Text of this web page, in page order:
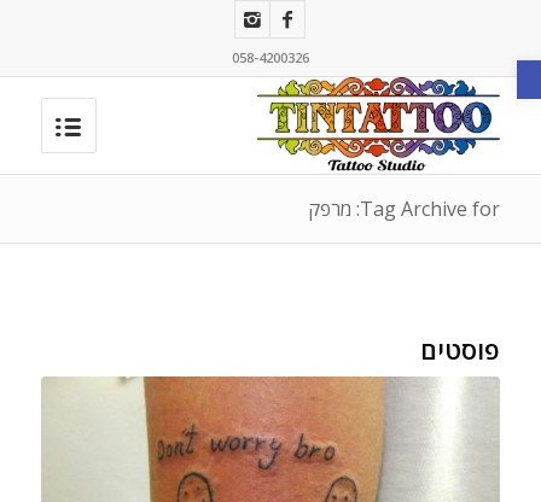
פתח סרגל נגישות 058-4200326
Tag Archive for: מרפק
פוסטים